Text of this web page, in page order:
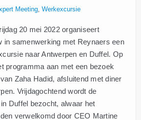
Meeting, Werkexcursie
20 mei 2022 organiseert
in samenwerking met Reynaers een
naar Antwerpen en Duffel. Op
programma aan met een bezoek
Zaha Hadid, afsluitend met diner
Vrijdagochtend wordt de
in Duffel bezocht, alwaar het
verwelkomd door CEO Martine